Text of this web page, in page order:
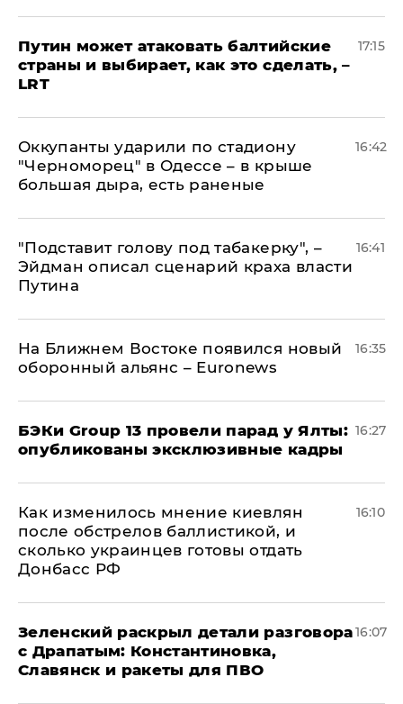
Путин может атаковать балтийские
страны и выбирает, как это сделать, –
LRT
17:15
Оккупанты ударили по стадиону
"Черноморец" в Одессе – в крыше
большая дыра, есть раненые
16:42
​"Подставит голову под табакерку", –
Эйдман описал сценарий краха власти
Путина
16:41
На Ближнем Востоке появился новый
оборонный альянс – Euronews
16:35
​БЭКи Group 13 провели парад у Ялты:
опубликованы эксклюзивные кадры
16:27
Как изменилось мнение киевлян
после обстрелов баллистикой, и
сколько украинцев готовы отдать
Донбасс РФ
16:10
​Зеленский раскрыл детали разговора
с Драпатым: Константиновка,
Славянск и ракеты для ПВО
16:07